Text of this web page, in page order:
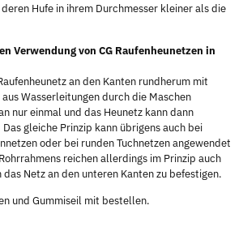
Hufe in ihrem Durchmesser kleiner als die
Verwendung von CG Raufenheunetzen in
an den Kanten rundherum mit
Wasserleitungen durch die Maschen
nur einmal und das Heunetz kann dann
gleiche Prinzip kann übrigens auch bei
oder bei runden Tuchnetzen angewendet
reichen allerdings im Prinzip auch
Netz an den unteren Kanten zu befestigen.
und Gummiseil mit bestellen.